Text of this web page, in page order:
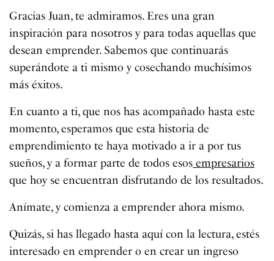
Gracias Juan, te admiramos. Eres una gran
inspiración para nosotros y para todas aquellas que
desean emprender. Sabemos que continuarás
superándote a ti mismo y cosechando muchísimos
más éxitos.
En cuanto a ti, que nos has acompañado hasta este
momento, esperamos que esta historia de
emprendimiento te haya motivado a ir a por tus
sueños, y a formar parte de todos esos empresarios
que hoy se encuentran disfrutando de los resultados.
Anímate, y comienza a emprender ahora mismo.
Quizás, si has llegado hasta aquí con la lectura, estés
interesado en emprender o en crear un ingreso